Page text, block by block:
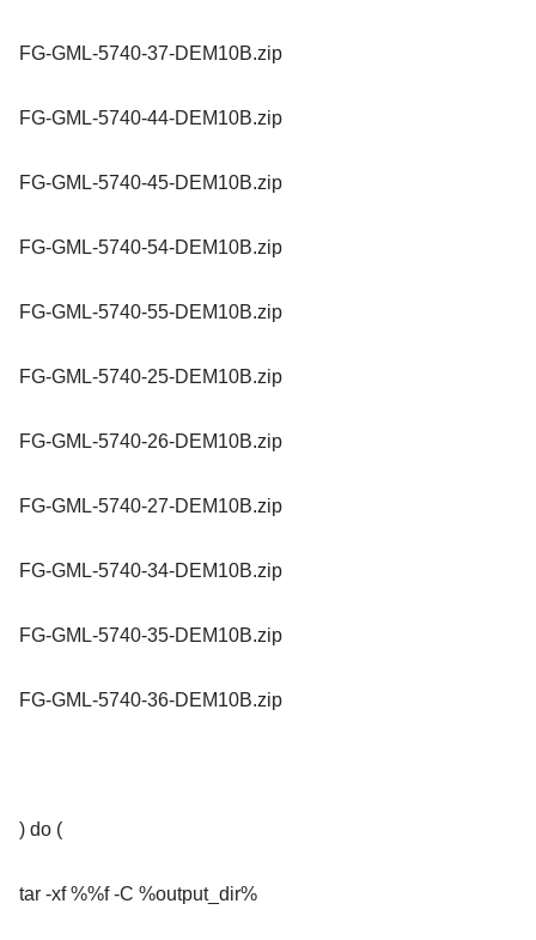
FG-GML-5740-37-DEM10B.zip
FG-GML-5740-44-DEM10B.zip
FG-GML-5740-45-DEM10B.zip
FG-GML-5740-54-DEM10B.zip
FG-GML-5740-55-DEM10B.zip
FG-GML-5740-25-DEM10B.zip
FG-GML-5740-26-DEM10B.zip
FG-GML-5740-27-DEM10B.zip
FG-GML-5740-34-DEM10B.zip
FG-GML-5740-35-DEM10B.zip
FG-GML-5740-36-DEM10B.zip
) do (
tar -xf %%f -C %output_dir%